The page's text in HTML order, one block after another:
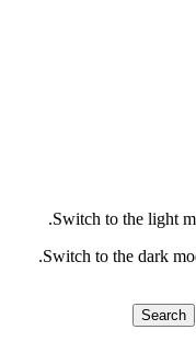
Switch to the light
Switch to the dark
Search